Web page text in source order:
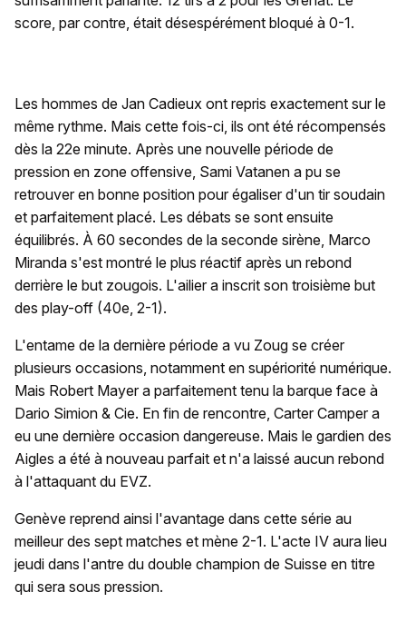
score, par contre, était désespérément bloqué à 0-1.
Les hommes de Jan Cadieux ont repris exactement sur le
même rythme. Mais cette fois-ci, ils ont été récompensés
dès la 22e minute. Après une nouvelle période de
pression en zone offensive, Sami Vatanen a pu se
retrouver en bonne position pour égaliser d'un tir soudain
et parfaitement placé. Les débats se sont ensuite
équilibrés. À 60 secondes de la seconde sirène, Marco
Miranda s'est montré le plus réactif après un rebond
derrière le but zougois. L'ailier a inscrit son troisième but
des play-off (40e, 2-1).
L'entame de la dernière période a vu Zoug se créer
plusieurs occasions, notamment en supériorité numérique.
Mais Robert Mayer a parfaitement tenu la barque face à
Dario Simion & Cie. En fin de rencontre, Carter Camper a
eu une dernière occasion dangereuse. Mais le gardien des
Aigles a été à nouveau parfait et n'a laissé aucun rebond
à l'attaquant du EVZ.
Genève reprend ainsi l'avantage dans cette série au
meilleur des sept matches et mène 2-1. L'acte IV aura lieu
jeudi dans l'antre du double champion de Suisse en titre
qui sera sous pression.